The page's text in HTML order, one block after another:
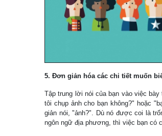
5. Đơn giản hóa các chi tiết muốn
Tập trung lời nói của bạn vào việc
tôi chụp ảnh cho bạn không?" hoặc
giản nói, "ảnh?". Dù nó được coi là
ngôn ngữ địa phương, thì việc bạn có